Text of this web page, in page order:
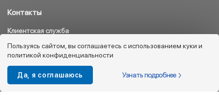
Контакты
Клиентская служба
8 800 333 08 45
info@kotofey.ru
Магазины в Москва (50)
Пользуясь сайтом, вы соглашаетесь с использованием куки и
политикой конфиденциальности
Да, я соглашаюсь Узнать подробнее